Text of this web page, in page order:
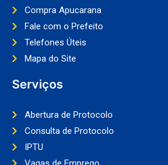
Compra Apucarana
Fale com o Prefeito
Telefones Úteis
Mapa do Site
Serviços
Abertura de Protocolo
Consulta de Protocolo
IPTU